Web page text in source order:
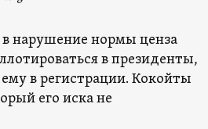
в нарушение нормы ценза
в президенты,
в регистрации. Кокойты
его иска не